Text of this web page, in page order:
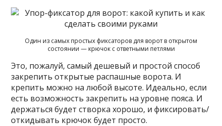
Один из самых простых фиксаторов для ворот в открытом
состоянии — крючок с ответными петлями
Это, пожалуй, самый дешевый и простой способ
закрепить открытые распашные ворота. И
крепить можно на любой высоте. Идеально, если
есть возможность закрепить на уровне пояса. И
держаться будет створка хорошо, и фиксировать/
откидывать крючок будет просто.